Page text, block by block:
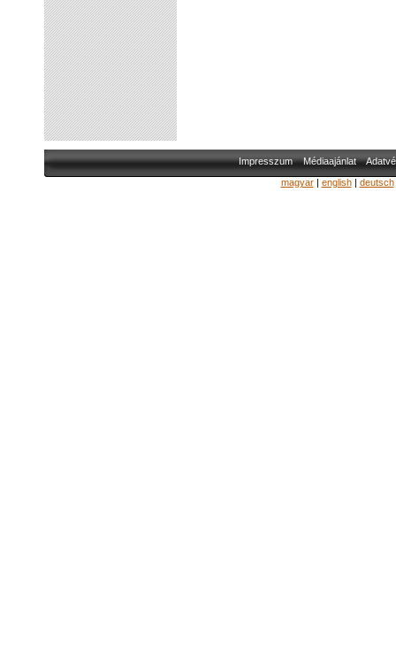
Impresszum Médiaajánlat
magyar| english| deutsch